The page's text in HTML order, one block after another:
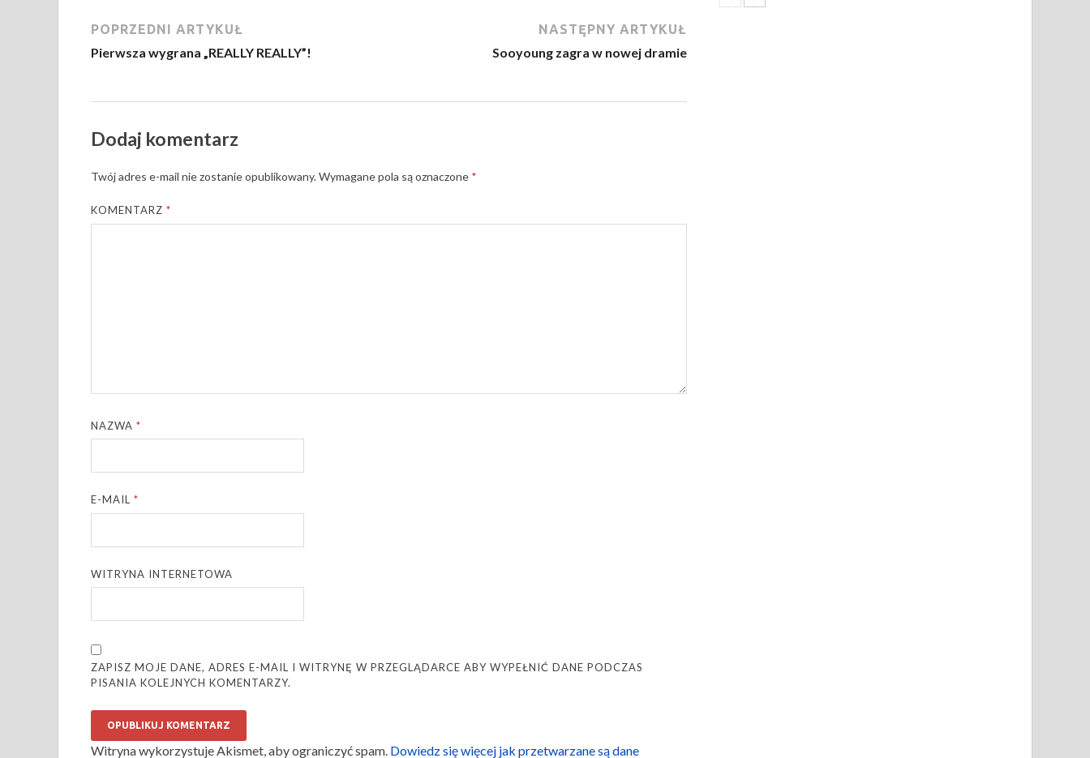
POPRZEDNI ARTYKUŁ
Pierwsza wygrana „REALLY REALLY”!
NASTĘPNY ARTYKUŁ
Sooyoung zagra w nowej dramie
Dodaj komentarz
Twój adres e-mail nie zostanie opublikowany.Wymagane pola są oznaczone *
KOMENTARZ*
NAZWA*
E-MAIL*
WITRYNA INTERNETOWA
ZAPISZ MOJE DANE, ADRES E-MAIL I WITRYNĘ W PRZEGLĄDARCE ABY WYPEŁNIĆ DANE PODCZAS
PISANIA KOLEJNYCH KOMENTARZY.
Witryna wykorzystuje Akismet, aby ograniczyć spam. Dowiedz się więcej jak przetwarzane są dane